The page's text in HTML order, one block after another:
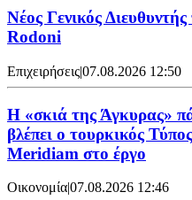
Νέος Γενικός
Rodoni
Επιχειρήσεις|07.08.2026 12:50
H «σκιά της Άγκυρας»
βλέπει ο τουρκικός
Meridiam στο έργο
Οικονομία07.08.2026 12:46